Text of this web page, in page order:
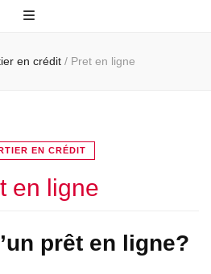
en crédit / Pret en ligne
EN CRÉDIT
en ligne
prêt en ligne?